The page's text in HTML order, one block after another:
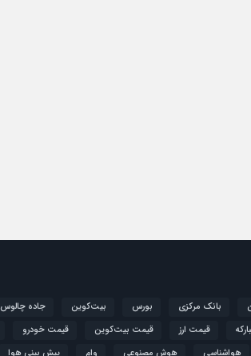
بانک مرکزی بورس بیت‌کوین جاده چالوس
قیمت ارز قیمت بیت‌کوین قیمت خودرو
هواشناسی هوش مصنوعی وام پیش بینی هوا